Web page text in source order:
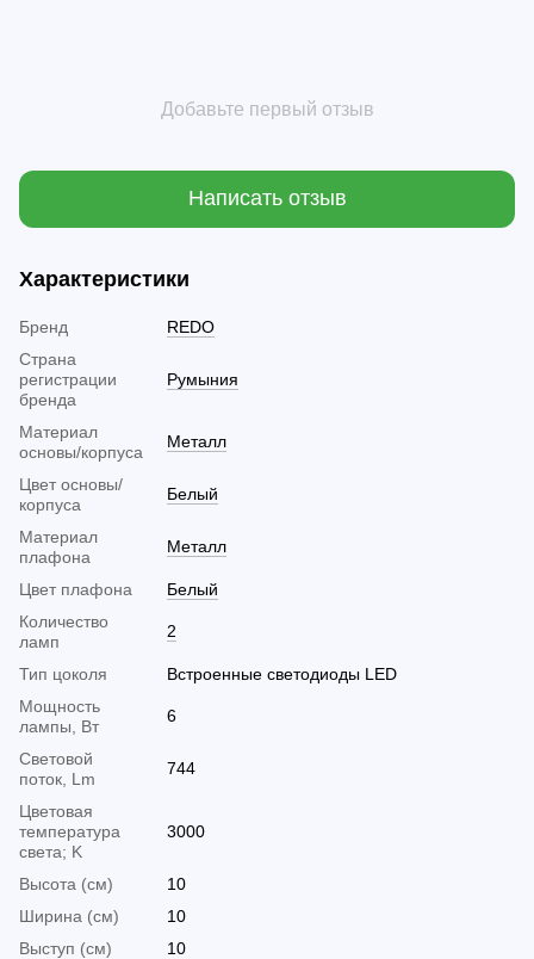
Добавьте первый отзыв
Написать отзыв
Характеристики
Бренд
REDO
Страна
регистрации
бренда
Румыния
Материал
основы/корпуса
Металл
Цвет основы/
корпуса
Белый
Материал
плафона
Металл
Цвет плафона
Белый
Количество
ламп
2
Тип цоколя
Встроенные светодиоды LED
Мощность
лампы, Вт
6
Световой
поток, Lm
744
Цветовая
температура
света; K
3000
Высота (см)
10
Ширина (см)
10
Выступ (см)
10